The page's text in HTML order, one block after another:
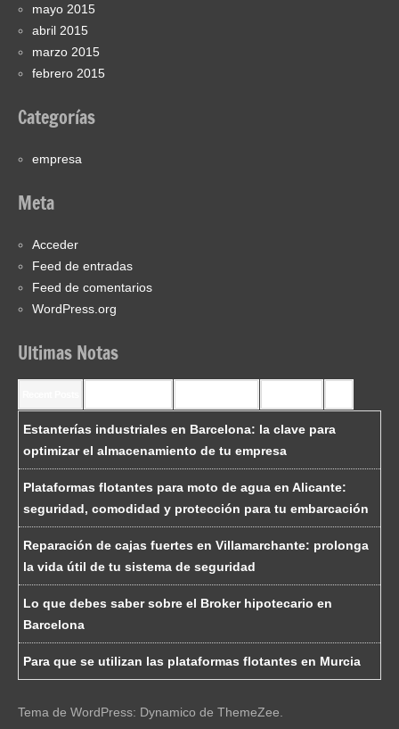
mayo 2015
abril 2015
marzo 2015
febrero 2015
Categorías
empresa
Meta
Acceder
Feed de entradas
Feed de comentarios
WordPress.org
Ultimas Notas
Estanterías industriales en Barcelona: la clave para
optimizar el almacenamiento de tu empresa
Plataformas flotantes para moto de agua en Alicante:
seguridad, comodidad y protección para tu embarcación
Reparación de cajas fuertes en Villamarchante: prolonga
la vida útil de tu sistema de seguridad
Lo que debes saber sobre el Broker hipotecario en
Barcelona
Para que se utilizan las plataformas flotantes en Murcia
Tema de WordPress: Dynamico de ThemeZee.